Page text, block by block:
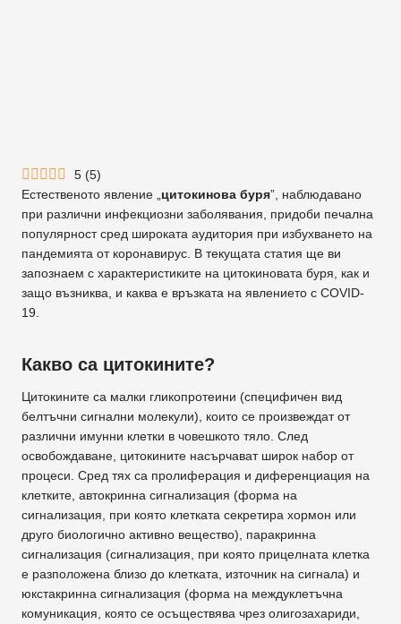
5 (5)
Естественото явление „ цитокинова буря”, наблюдавано
при различни инфекциозни заболявания, придоби печална
популярност сред широката аудитория при избухването на
пандемията от коронавирус. В текущата статия ще ви
запознаем с характеристиките на цитокиновата буря, как и
защо възниква, и каква е връзката на явлението с COVID-
19.
Какво са цитокините?
Цитокините са малки гликопротеини (специфичен вид
белтъчни сигнални молекули), които се произвеждат от
различни имунни клетки в човешкото тяло. След
освобождаване, цитокините насърчават широк набор от
процеси. Сред тях са пролиферация и диференциация на
клетките, автокринна сигнализация (форма на
сигнализация, при която клетката секретира хормон или
друго биологично активно вещество), паракринна
сигнализация (сигнализация, при която прицелната клетка
е разположена близо до клетката, източник на сигнала) и
юкстакринна сигнализация (форма на междуклетъчна
комуникация, която се осъществява чрез олигозахариди,